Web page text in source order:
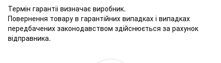
Термін гарантіі визначає виробник.
Повернення товару в гарантійних випадках і випадках
передбачених законодавством здійснюється за рахунок
відправника.